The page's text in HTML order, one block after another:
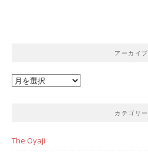
アーカイブ
ア
カテゴリー
The Oyaji